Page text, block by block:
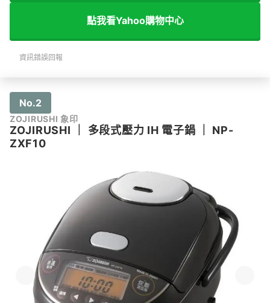
點我看Yahoo購物中心
資訊錯誤回報
No.2
ZOJIRUSHI 象印
ZOJIRUSHI 多段式壓力 IH 電子鍋
NP-
ZXF10